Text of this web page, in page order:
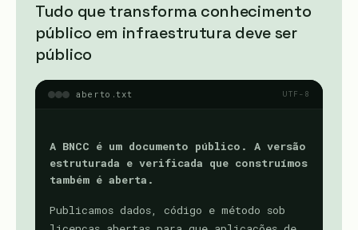
Tudo que transforma conhecimento
público em infraestrutura deve ser
público
aberto.txt UTF-8
A BNCC é um documento público. A versão
estruturada e verificada que construímos
também é aberta.
Publicamos dados, código e método sob